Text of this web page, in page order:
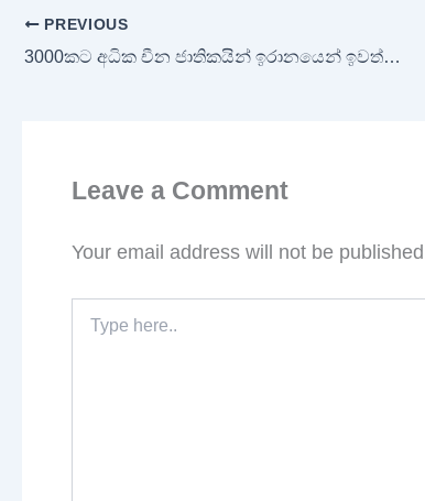
PREVIOUS
3000කට අධික චීන ජාතිකයින් ඉරානයෙන් ඉවත් කෙරේ!
Leave a Comment
Your email address will not be
here..